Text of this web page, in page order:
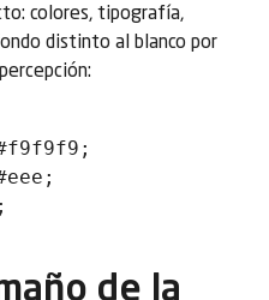
colores, tipografía,
distinto al blanco por
de la